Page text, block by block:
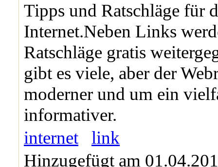
Tipps und Ratschläge für
Internet.Neben Links
Ratschläge gratis
gibt es viele, aber der
moderner und um ein
informativer.
internet
link
Hinzugefügt am